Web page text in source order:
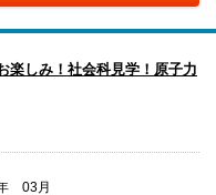
楽しみ！社会科見学！原子力
03月